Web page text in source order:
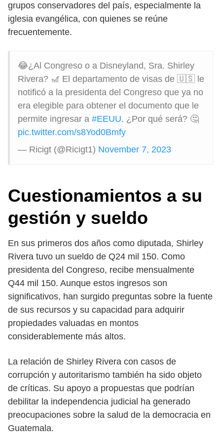
grupos conservadores del país, especialmente la
iglesia evangélica, con quienes se reúne
frecuentemente.
😂¿Al Congreso o a Disneyland, Sra. Shirley
Rivera? 🎢 El departamento de visas de 🇺🇸 le
notificó a la presidenta del Congreso que ya no
era elegible para obtener el documento que le
permite ingresar a #EEUU. ¿Por qué será? 🤔
pic.twitter.com/s8Yod0Bmfy
— Ricigt (@Ricigt1) November 7, 2023
Cuestionamientos a su
gestión y sueldo
En sus primeros dos años como diputada, Shirley
Rivera tuvo un sueldo de Q24 mil 150. Como
presidenta del Congreso, recibe mensualmente
Q44 mil 150. Aunque estos ingresos son
significativos, han surgido preguntas sobre la fuente
de sus recursos y su capacidad para adquirir
propiedades valuadas en montos
considerablemente más altos.
La relación de Shirley Rivera con casos de
corrupción y autoritarismo también ha sido objeto
de críticas. Su apoyo a propuestas que podrían
debilitar la independencia judicial ha generado
preocupaciones sobre la salud de la democracia en
Guatemala.